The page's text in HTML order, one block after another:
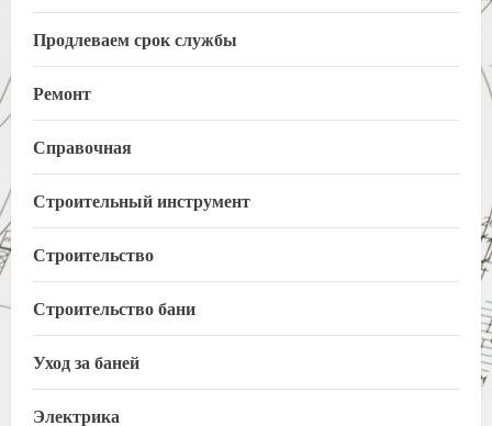
Продлеваем срок службы
Ремонт
Справочная
Строительный инструмент
Строительство
Строительство бани
Уход за баней
Электрика